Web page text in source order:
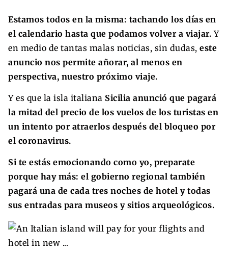
Estamos todos en la misma: tachando los días en
el calendario hasta que podamos volver a viajar. Y
en medio de tantas malas noticias, sin dudas, este
anuncio nos permite añorar, al menos en
perspectiva, nuestro próximo viaje.
Y es que la isla italiana Sicilia anunció que pagará
la mitad del precio de los vuelos de los turistas en
un intento por atraerlos después del bloqueo por
el coronavirus.
Si te estás emocionando como yo, preparate
porque hay más: el gobierno regional también
pagará una de cada tres noches de hotel y todas
sus entradas para museos y sitios arqueológicos.